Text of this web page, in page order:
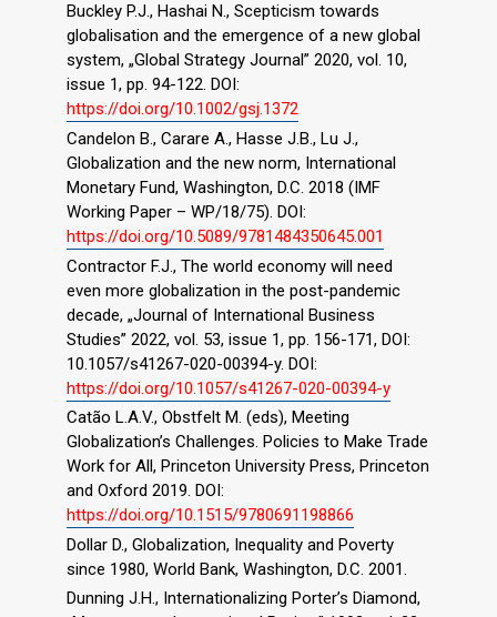
Buckley P.J., Hashai N., Scepticism towards
globalisation and the emergence of a new global
system, „Global Strategy Journal” 2020, vol. 10,
issue 1, pp. 94-122. DOI:
https://doi.org/10.1002/gsj.1372
Candelon B., Carare A., Hasse J.B., Lu J.,
Globalization and the new norm, International
Monetary Fund, Washington, D.C. 2018 (IMF
Working Paper – WP/18/75). DOI:
https://doi.org/10.5089/9781484350645.001
Contractor F.J., The world economy will need
even more globalization in the post-pandemic
decade, „Journal of International Business
Studies” 2022, vol. 53, issue 1, pp. 156-171, DOI:
10.1057/s41267-020-00394-y. DOI:
https://doi.org/10.1057/s41267-020-00394-y
Catão L.A.V., Obstfelt M. (eds), Meeting
Globalization’s Challenges. Policies to Make Trade
Work for All, Princeton University Press, Princeton
and Oxford 2019. DOI:
https://doi.org/10.1515/9780691198866
Dollar D., Globalization, Inequality and Poverty
since 1980, World Bank, Washington, D.C. 2001.
Dunning J.H., Internationalizing Porter’s Diamond,